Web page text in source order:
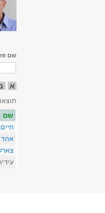
שם
א
שם
אהד